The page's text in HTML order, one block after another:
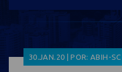
30.JAN.20 | POR: ABIH-SC